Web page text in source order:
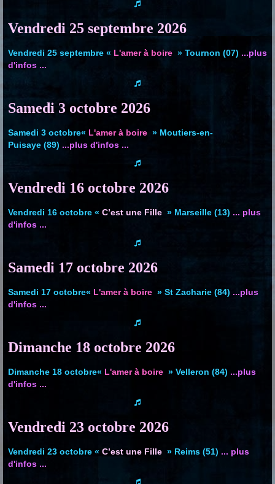
Vendredi 25 septembre 2026
Vendredi 25 septembre « L'amer à boire » Tournon (07) ...plus
d'infos ...
Samedi 3 octobre 2026
Samedi 3 octobre« L'amer à boire » Moutiers-en-
Puisaye (89) ...plus d'infos ...
Vendredi 16 octobre 2026
Vendredi 16 octobre « C’est une Fille » Marseille (13) ... plus
d'infos ...
Samedi 17 octobre 2026
Samedi 17 octobre« L'amer à boire » St Zacharie (84) ...plus
d'infos ...
Dimanche 18 octobre 2026
Dimanche 18 octobre« L'amer à boire » Velleron (84) ...plus
d'infos ...
Vendredi 23 octobre 2026
Vendredi 23 octobre « C’est une Fille » Reims (51) ... plus
d'infos ...